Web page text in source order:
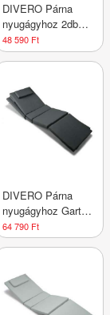
DIVERO Párna
nyugágyhoz 2db
FLORENTINE
világosszürke
48 590 Ft
DIVERO Párna
nyugágyhoz Garth 2
db antracit
64 790 Ft